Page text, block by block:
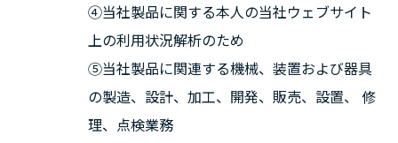
④当社製品に関する本人の当社ウェブサイト
上の利用状況解析のため
⑤当社製品に関連する機械、装置および器具
の製造、設計、加工、開発、販売、設置、 修
理、点検業務